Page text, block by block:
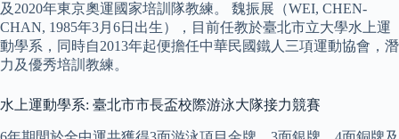
及2020年東京奧運國家培訓隊教練。 魏振展（WEI, CHEN-
CHAN, 1985年3月6日出生），目前任教於臺北市立大學水上運
動學系，同時自2013年起便擔任中華民國鐵人三項運動協會，潛
力及優秀培訓教練。
水上運動學系: 臺北市市長盃校際游泳大隊接力競賽